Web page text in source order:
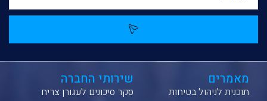
שירותי החברה
סקר סיכונים לעגורן צריח
מאמרים
תוכנית לניהול בטיחות